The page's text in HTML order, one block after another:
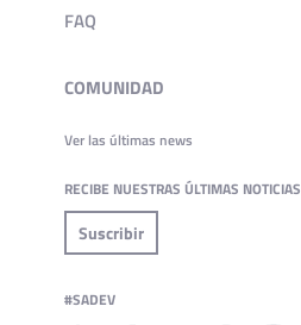
FAQ
COMUNIDAD
Ver las últimas news
RECIBE NUESTRAS ÚLTIMAS NOTICIAS
Suscribir
#SADEV